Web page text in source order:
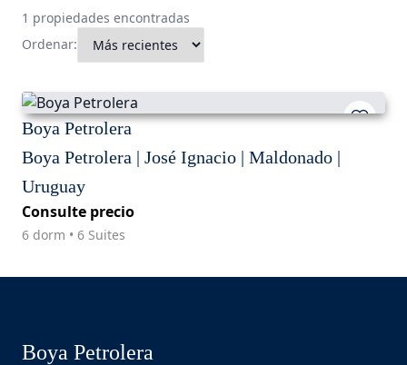
1 propiedades encontradas
Ordenar:
Boya Petrolera
Boya Petrolera | José Ignacio | Maldonado |
Uruguay
Consulte precio
6 dorm • 6 Suites
Boya Petrolera